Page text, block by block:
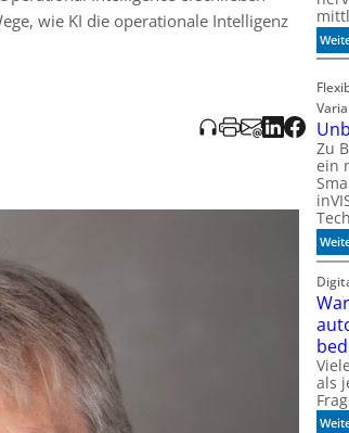
wie KI die operationale Intelligenz
Zu
ein
als